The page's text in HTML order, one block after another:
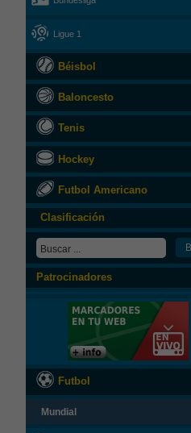
Ligue 1
Béisbol
Baloncesto
Tenis
Hockey
Futbol Americano
Clasificación
Patrocinadores
Futbol
Mundial